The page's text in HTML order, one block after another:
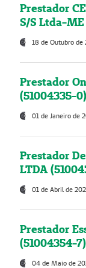
Prestador
S/S Ltda-
18 de Outubro de
Prestador
(51004335-0)
01 de Janeiro de
Prestador
LTDA
01 de Abril de
Prestador
(51004354-7)
04 de Maio de